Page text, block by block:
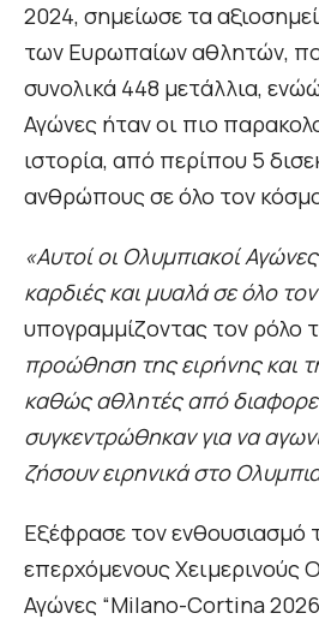
2024, σημείωσε τα
των Ευρωπαίων αθλητών,
συνολικά 448 μετάλλια,
Αγώνες ήταν οι πιο
ιστορία, από περίπου 5
ανθρώπους σε όλο τον
«Αυτοί οι Ολυμπιακοί
καρδιές και μυαλά σε όλο
υπογραμμίζοντας τον ρόλο
προώθηση της ειρήνης και
καθώς αθλητές από
συγκεντρώθηκαν για να
ζήσουν ειρηνικά στο
Εξέφρασε τον ενθουσιασμό
επερχόμενους Χειμερινούς
Αγώνες “Milano-Cortina